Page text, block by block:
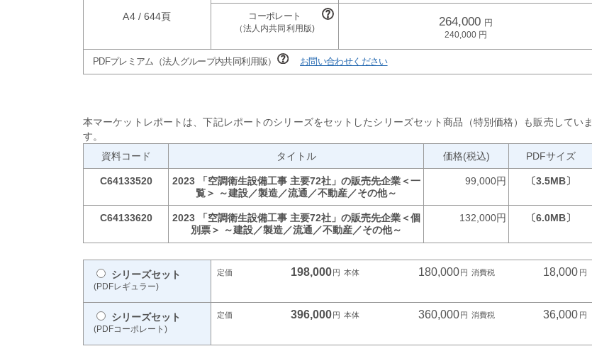
A4 / 644頁 264,000
240,000
PDFプレミアム（法人グループ内共同利用版） お問い合わせください
本マーケットレポートは、下記レポートのシリーズをセットしたシリーズセット商品（特別価格）も販売していま
す。
資料コード
タイトル 価格(税込) PDFサイズ
C64133520
2023 「空調衛生設備工事 主要72社」の販売先企業＜一
覧＞ ～建設／製造／流通／不動産／その他～
99,000円 〔3.5MB〕
C64133620
2023 「空調衛生設備工事 主要72社」の販売先企業＜個
別票＞ ～建設／製造／流通／不動産／その他～
132,000円 〔6.0MB〕
シリーズセット
(PDFレギュラー)
198,000 180,000 18,000
シリーズセット
(PDFコーポレート)
396,000 360,000 36,000